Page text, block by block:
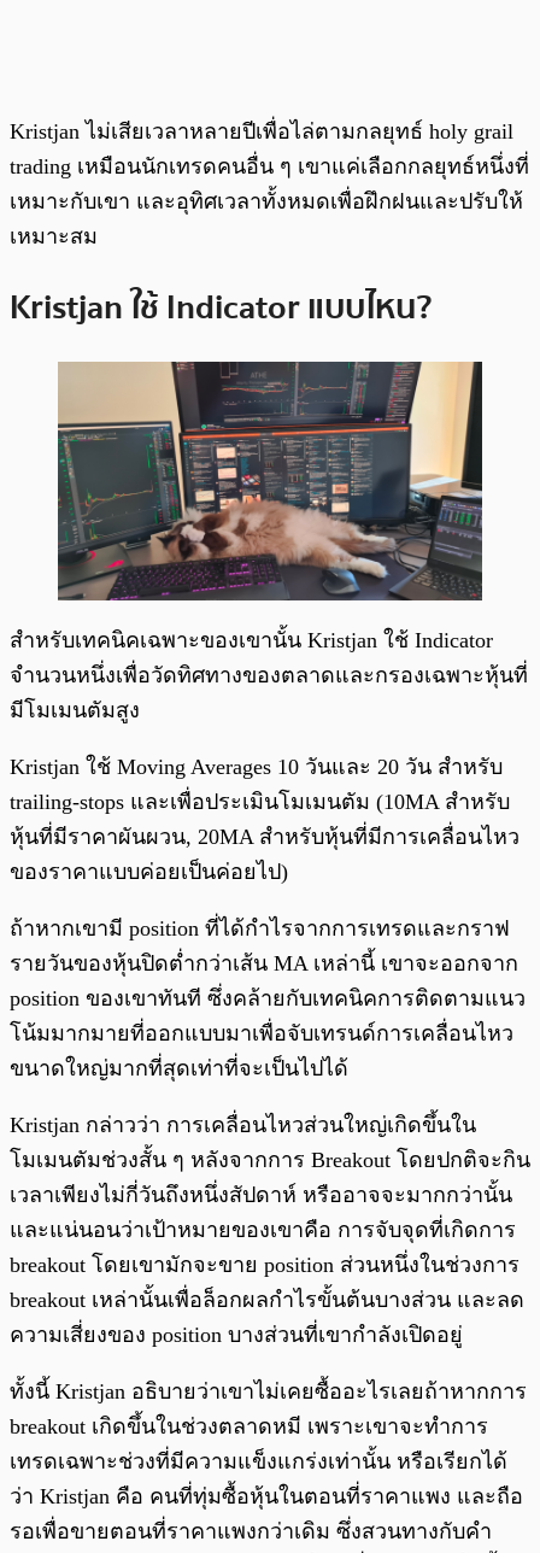
Kristjan ไม่เสียเวลาหลายปีเพื่อไล่ตามกลยุทธ์ holy grail
trading เหมือนนักเทรดคนอื่น ๆ เขาแค่เลือกกลยุทธ์หนึ่งที่
เหมาะกับเขา และอุทิศเวลาทั้งหมดเพื่อฝึกฝนและปรับให้
เหมาะสม
Kristjan ใช้ Indicator แบบไหน?
สำหรับเทคนิคเฉพาะของเขานั้น Kristjan ใช้ Indicator
จำนวนหนึ่งเพื่อวัดทิศทางของตลาดและกรองเฉพาะหุ้นที่
มีโมเมนตัมสูง
Kristjan ใช้ Moving Averages 10 วันและ 20 วัน สำหรับ
trailing-stops และเพื่อประเมินโมเมนตัม (10MA สำหรับ
หุ้นที่มีราคาผันผวน, 20MA สำหรับหุ้นที่มีการเคลื่อนไหว
ของราคาแบบค่อยเป็นค่อยไป)
ถ้าหากเขามี position ที่ได้กำไรจากการเทรดและกราฟ
รายวันของหุ้นปิดต่ำกว่าเส้น MA เหล่านี้ เขาจะออกจาก
position ของเขาทันที ซึ่งคล้ายกับเทคนิคการติดตามแนว
โน้มมากมายที่ออกแบบมาเพื่อจับเทรนด์การเคลื่อนไหว
ขนาดใหญ่มากที่สุดเท่าที่จะเป็นไปได้
Kristjan กล่าวว่า การเคลื่อนไหวส่วนใหญ่เกิดขึ้นใน
โมเมนตัมช่วงสั้น ๆ หลังจากการ Breakout โดยปกติจะกิน
เวลาเพียงไม่กี่วันถึงหนึ่งสัปดาห์ หรืออาจจะมากกว่านั้น
และแน่นอนว่าเป้าหมายของเขาคือ การจับจุดที่เกิดการ
breakout โดยเขามักจะขาย position ส่วนหนึ่งในช่วงการ
breakout เหล่านั้นเพื่อล็อกผลกำไรขั้นต้นบางส่วน และลด
ความเสี่ยงของ position บางส่วนที่เขากำลังเปิดอยู่
ทั้งนี้ Kristjan อธิบายว่าเขาไม่เคยซื้ออะไรเลยถ้าหากการ
breakout เกิดขึ้นในช่วงตลาดหมี เพราะเขาจะทำการ
เทรดเฉพาะช่วงที่มีความแข็งแกร่งเท่านั้น หรือเรียกได้
ว่า Kristjan คือ คนที่ทุ่มซื้อหุ้นในตอนที่ราคาแพง และถือ
รอเพื่อขายตอนที่ราคาแพงกว่าเดิม ซึ่งสวนทางกับคำ